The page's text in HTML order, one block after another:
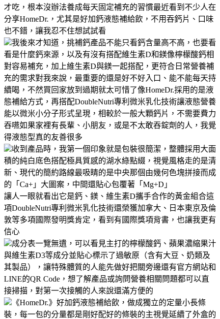
才吃，根本沒辦法養成每天固定補充的習慣最近看到不少人在
分享HomeDr.，尤其是好加鈣液態補給飲，不用吞鈣片、口味
也不錯，讓我忍不住想試試看
我後來才知道，挑補鈣產品不能只看鈣含量高不高，也要看
看是什麼鈣來源，以及有沒有搭配維生素D和鎂像檸檬酸鈣相
對容易補充，加上維生素D與鎂一起搭配，更符合日常營養補
充的需求對我來說，最重要的還是好不好入口、能不能每天持
續喝，不然買回家放到過期就太可惜了像HomeDr.採用的是液
態補給方式，再搭配DoubleNutri專利微米乳化技術讓液態營養
能以微米小分子形式呈現，相較於一般大顆鈣片，不需要費力
吞嚥如果家裡有長輩、小朋友，或是不太敢吞錠劑的人，我覺
得液態型真的友善很多
收到產品時，我第一個印象就是包裝很簡潔，整體採用大面
積的純白底色搭配極具質感的湖水綠點綴，視覺風格走的是清
新、現代的簡約路線最吸睛的是中央那個由幾何色塊拼接而成
的「Ca+」大圖案，中間還貼心包覆著「Mg+D」
讓人一眼就看出它是鈣、鎂、維生素D攜手合作的黃金組合這
項DoubleNutri專利微米乳化技術還榮獲加拿大、日本東京及倫
敦等多項國際發明獎肯定，看到有國際獎項背書，也讓我更有
信心
成分表一覽無遺，可以看見主打的檸檬酸鈣、蘋果濃縮果汁
與維生素D3等成分並貼心標示了過敏原（含有大豆、奶類及
其製品），讓特殊體質的人能先做好把關旁邊還有官方網站和
LINE的QR Code，想了解產品或詢問營養相關問題都可以直
接掃描，對第一次接觸的人來說還滿方便的
《HomeDr.》好加鈣液態補給飲，做成獨立的定量小長條
裝，每一包的分量都是剛好配好的條裝的主視覺延續了外盒的